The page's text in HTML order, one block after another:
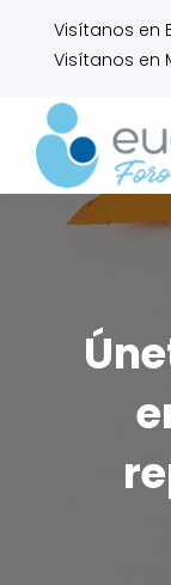
Visítanos en
Visítanos en